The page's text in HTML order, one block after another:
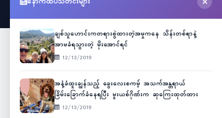
ချစ်သူဟောင်းကတရားစွဲထားတဲ့အမှုကနေ သိန်းတစ်ရာနဲ့
အာမခံရသွားတဲ့ မိုးအောင်ရင်
12/13/2019
အနံ့ခံထူးချွန်သည့် ခွေးလေးစကမ့် အသက်အန္တရာယ်
ခြိမ်းခြောက်ခံနေရပြီး မူးယစ်ဂိုဏ်းက ဆုကြေးထုတ်ထား
12/13/2019